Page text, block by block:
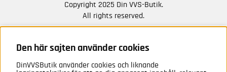
Copyright 2025 Din VVS-Butik.
All rights reserved.
NYHETER FRÅN OSS
Den här sajten använder cookies
DinVVSButik använder cookies och liknande